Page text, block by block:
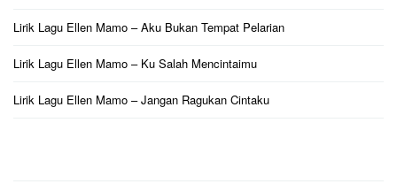
Lirik Lagu Ellen Mamo – Aku Bukan Tempat Pelarian
Lirik Lagu Ellen Mamo – Ku Salah Mencintaimu
Lirik Lagu Ellen Mamo – Jangan Ragukan Cintaku